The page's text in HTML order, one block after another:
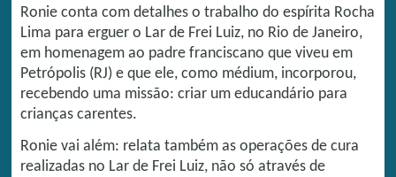
Ronie conta com detalhes o trabalho do espírita Rocha
Lima para erguer o Lar de Frei Luiz, no Rio de Janeiro,
em homenagem ao padre franciscano que viveu em
Petrópolis (RJ) e que ele, como médium, incorporou,
recebendo uma missão: criar um educandário para
crianças carentes.
Ronie vai além: relata também as operações de cura
realizadas no Lar de Frei Luiz, não só através de